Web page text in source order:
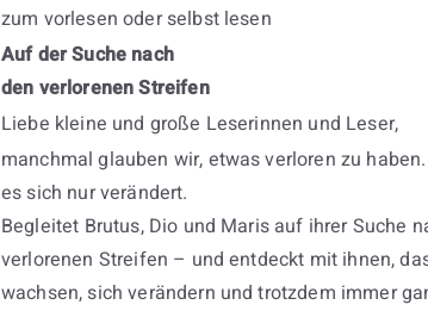
zum vorlesen oder selbst lesen
Auf der Suche nach
den verlorenen Streifen
Liebe kleine und große Leserinnen und Leser,
manchmal glauben wir, etwas verloren zu
es sich nur verändert.
Begleitet Brutus, Dio und Maris auf ihrer Suche
verlorenen Streifen – und entdeckt mit ihnen,
wachsen, sich verändern und trotzdem immer